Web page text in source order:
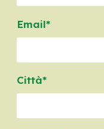
Email*
Città*